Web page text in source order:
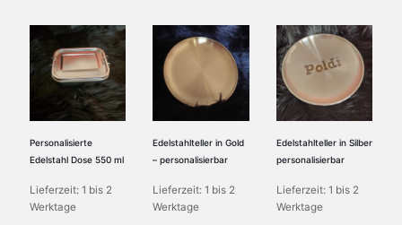
Produkt
weist
mehrere
Varianten
Optionen
können
auf
Produktseite
gewählt
Varianten
auf.
Die
Optionen
können
Produktseite
gewählt
werden
Produkt
weist
mehrere
Varianten
auf.
Die
Optionen
können
auf
Produktseite
gewählt
Personalisierte
Edelstahl Dose 550 ml
Lieferzeit: 1 bis 2
Werktage
Edelstahlteller in Gold
– personalisierbar
Lieferzeit:1 bis 2
Werktage
Edelstahlteller in Silber
personalisierbar
Lieferzeit: 1 bis 2
Werktage